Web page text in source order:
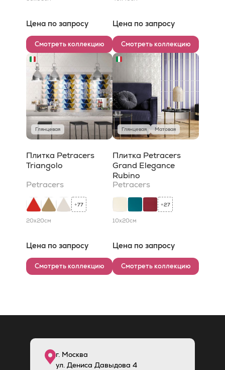
Цена по запросу
Смотреть коллекцию
Цена по запросу
Смотреть коллекцию
Глянцевая
Плитка Petracers
Triangolo
Petracers
+77
20x20см
Цена по запросу
Смотреть коллекцию
Глянцевая Матовая
Плитка Petracers
Grand Elegance
Rubino
Petracers
+27
10x20см
Цена по запросу
Смотреть коллекцию
г. Москва
ул. Дениса Давыдова 4